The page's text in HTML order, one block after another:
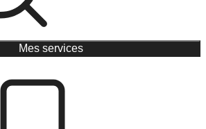
Mes services